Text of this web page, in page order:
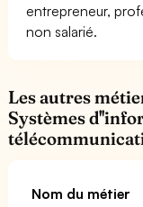
entrepreneur,
non salarié.
Les autres
Systèmes
Nom du métier